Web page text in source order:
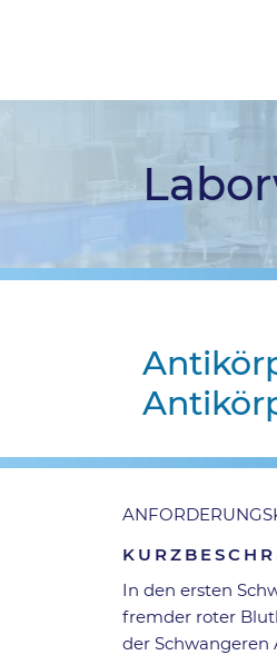
In den ersten
fremder roter
der